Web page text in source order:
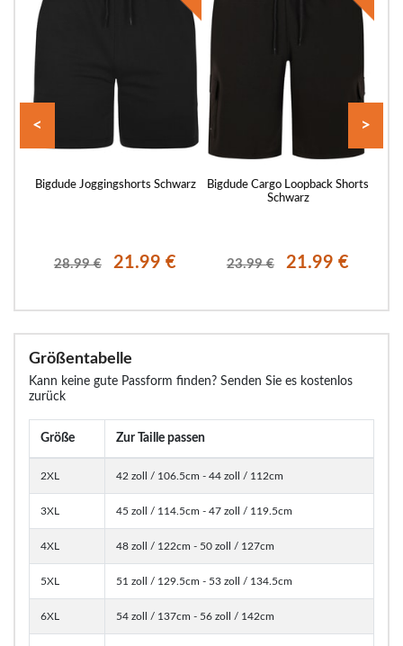
Bigdude Joggingshorts Schwarz
28.99 € 21.99 €
Bigdude Cargo Loopback Shorts
Schwarz
23.99 € 21.99 €
< >
Größentabelle
Kann keine gute Passform finden? Senden Sie es kostenlos
zurück
Größe Zur Taille passen
2XL 42 zoll / 106.5cm - 44 zoll / 112cm
3XL 45 zoll / 114.5cm - 47 zoll / 119.5cm
4XL 48 zoll / 122cm - 50 zoll / 127cm
5XL 51 zoll / 129.5cm - 53 zoll / 134.5cm
6XL 54 zoll / 137cm - 56 zoll / 142cm